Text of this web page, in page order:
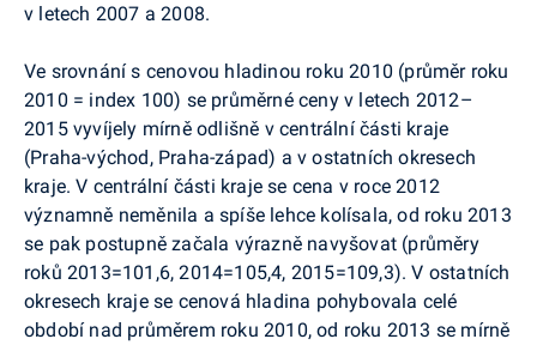
v letech 2007 a 2008.
Ve srovnání s cenovou hladinou roku 2010 (průměr roku
2010 = index 100) se průměrné ceny v letech 2012–
2015 vyvíjely mírně odlišně v centrální části kraje
(Praha-východ, Praha-západ) a v ostatních okresech
kraje. V centrální části kraje se cena v roce 2012
významně neměnila a spíše lehce kolísala, od roku 2013
se pak postupně začala výrazně navyšovat (průměry
roků 2013=101,6, 2014=105,4, 2015=109,3). V ostatních
okresech kraje se cenová hladina pohybovala celé
období nad průměrem roku 2010, od roku 2013 se mírně